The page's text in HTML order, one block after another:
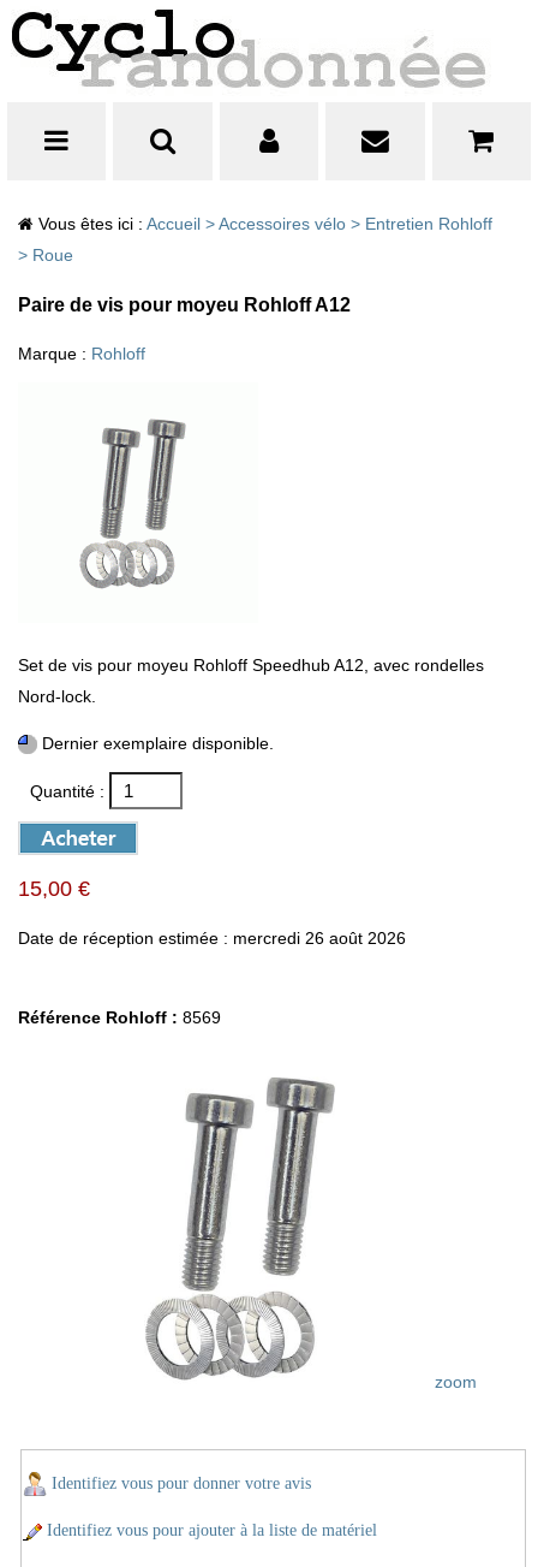
Vous êtes ici : Accueil > Accessoires vélo > Entretien Rohloff
> Roue
Paire de vis pour moyeu Rohloff A12
Marque : Rohloff
Set de vis pour moyeu Rohloff Speedhub A12, avec rondelles
Nord-lock.
Dernier exemplaire disponible.
Quantité :
15,00 €
Date de réception estimée : mercredi 26 août 2026
Référence Rohloff : 8569
zoom
Identifiez vous pour donner votre avis
Identifiez vous pour ajouter à la liste de matériel